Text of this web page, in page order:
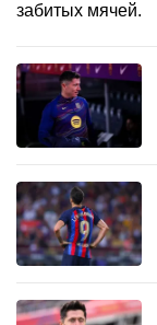
забитых мячей.